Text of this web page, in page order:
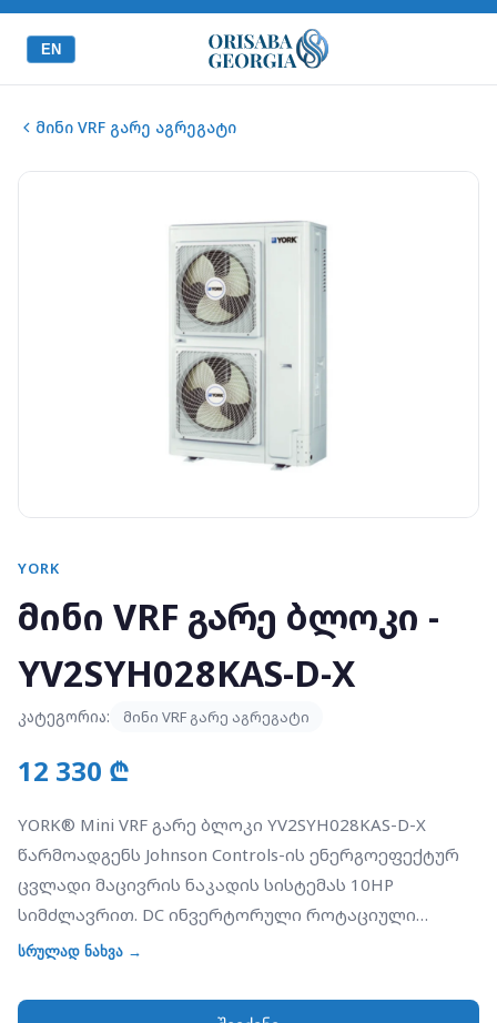
EN
მინი VRF გარე აგრეგატი
YORK
მინი VRF გარე ბლოკი -
YV2SYH028KAS-D-X
კატეგორია: მინი VRF გარე აგრეგატი
12 330 ₾
YORK® Mini VRF გარე ბლოკი YV2SYH028KAS-D-X
წარმოადგენს Johnson Controls-ის ენერგოეფექტურ
ცვლადი მაცივრის ნაკადის სისტემას 10HP
სიმძლავრით. DC ინვერტორული როტაციული
კომპრესორი უზრუნველყოფს მოქნილ მუშაობას
მნიშვნელოვნად ამცირებს ენერგომოხმარებას.
სრულად ნახვა →